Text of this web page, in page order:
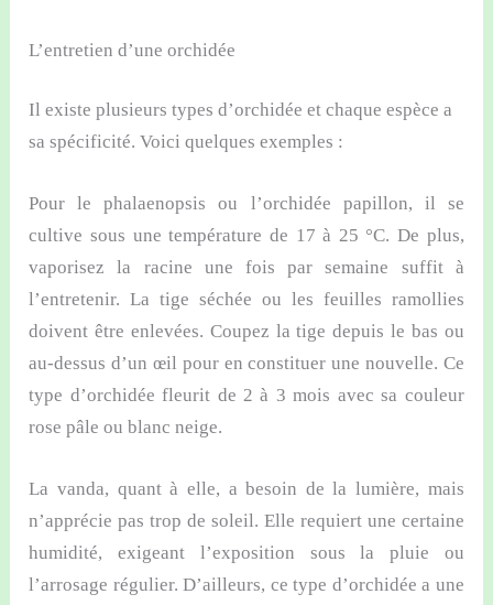
L’entretien d’une orchidée
Il existe plusieurs types d’orchidée et chaque espèce a
sa spécificité. Voici quelques exemples :
Pour le phalaenopsis ou l’orchidée papillon, il se
cultive sous une température de 17 à 25 °C. De plus,
vaporisez la racine une fois par semaine suffit à
l’entretenir. La tige séchée ou les feuilles ramollies
doivent être enlevées. Coupez la tige depuis le bas ou
au-dessus d’un œil pour en constituer une nouvelle. Ce
type d’orchidée fleurit de 2 à 3 mois avec sa couleur
rose pâle ou blanc neige.
La vanda, quant à elle, a besoin de la lumière, mais
n’apprécie pas trop de soleil. Elle requiert une certaine
humidité, exigeant l’exposition sous la pluie ou
l’arrosage régulier. D’ailleurs, ce type d’orchidée a une